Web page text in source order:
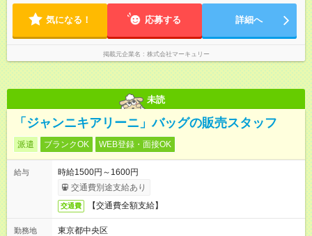
気になる！ 応募する 詳細へ
掲載元企業名 株式会社マーキュリー
未読
「ジャンニキアリーニ」バッグの販売スタッフ
派遣 ブランクOK WEB登録・面接OK
給与
時給1500円～1600円
交通費別途支給あり
交通費 【交通費全額支給】
勤務地
東京都中央区